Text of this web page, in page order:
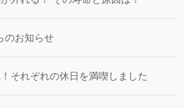
のお知らせ
それぞれの休日を満喫しました